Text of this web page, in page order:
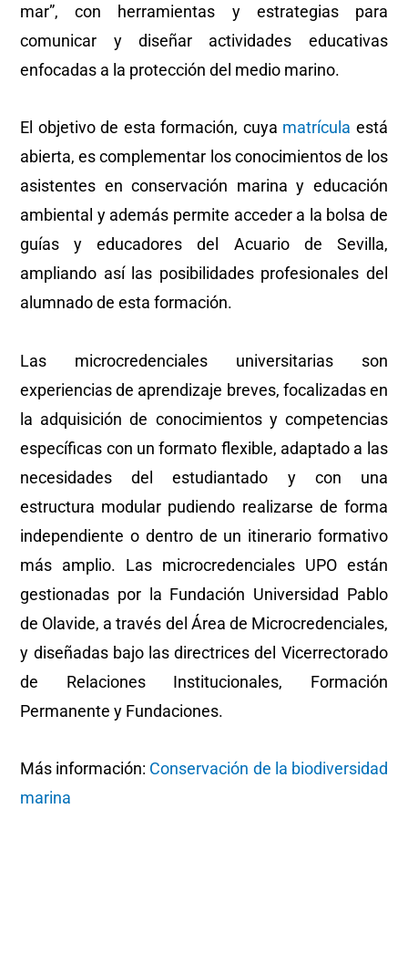
mar”, con herramientas y estrategias para
comunicar y diseñar actividades educativas
enfocadas a la protección del medio marino.
El objetivo de esta formación, cuya matrícula está
abierta, es complementar los conocimientos de los
asistentes en conservación marina y educación
ambiental y además permite acceder a la bolsa de
guías y educadores del Acuario de Sevilla,
ampliando así las posibilidades profesionales del
alumnado de esta formación.
Las microcredenciales universitarias son
experiencias de aprendizaje breves, focalizadas en
la adquisición de conocimientos y competencias
específicas con un formato flexible, adaptado a las
necesidades del estudiantado y con una
estructura modular pudiendo realizarse de forma
independiente o dentro de un itinerario formativo
más amplio. Las microcredenciales UPO están
gestionadas por la Fundación Universidad Pablo
de Olavide, a través del Área de Microcredenciales,
y diseñadas bajo las directrices del Vicerrectorado
de Relaciones Institucionales, Formación
Permanente y Fundaciones.
Más información: Conservación de la biodiversidad
marina